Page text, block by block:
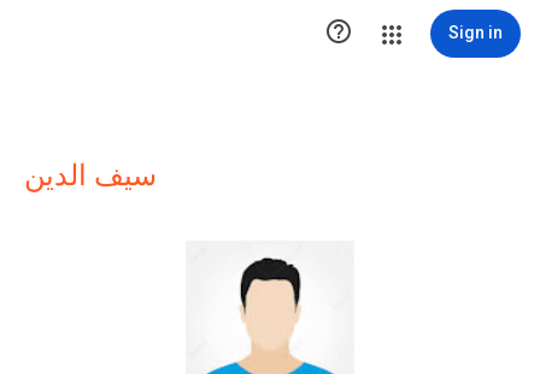
 Sign in
سيف الدين